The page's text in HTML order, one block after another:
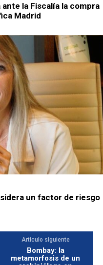
ante la Fiscalía la compra
Madrid
un factor de riesgo
Artículo siguiente
Bombay: la
metamorfosis de un